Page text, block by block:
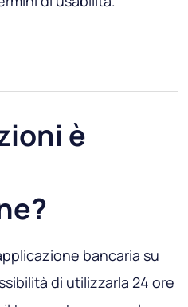
è
bancaria su
di utilizzarla 24 ore